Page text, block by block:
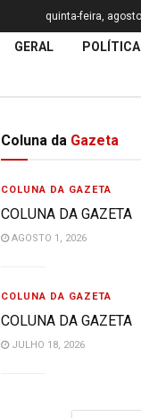
quinta-feira,
GERAL POLÍTICA
Coluna da Gazeta
COLUNA DA GAZETA
COLUNA DA GAZETA
AGOSTO 1, 2026
COLUNA DA GAZETA
COLUNA DA GAZETA
JULHO 18, 2026